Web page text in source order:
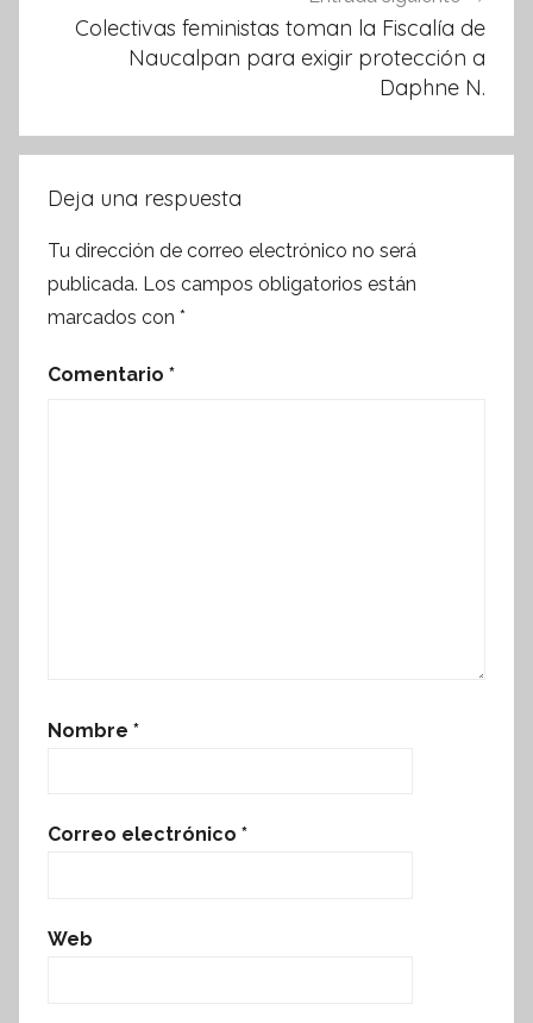
Colectivas feministas toman la Fiscalía de
Naucalpan para exigir protección a
Daphne N.
Deja una respuesta
Tu dirección de correo electrónico no será
publicada. Los campos obligatorios están
marcados con *
Comentario *
Nombre *
Correo electrónico *
Web